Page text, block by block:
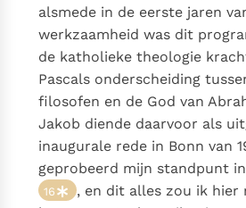
alsmede in de eerste jaren
werkzaamheid was dit
de katholieke theologie
Pascals onderscheiding
filosofen en de God van
Jakob diende daarvoor als
inaugurale rede in Bonn van
geprobeerd mijn standpunt
16
, en dit alles zou ik hier